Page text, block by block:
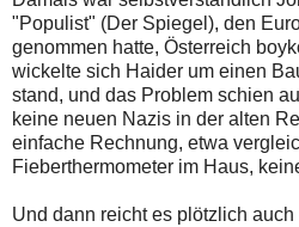
"Populist" (Der Spiegel), den
genommen hatte, Österreich
wickelte sich Haider um einen
stand, und das Problem schien
keine neuen Nazis in der alten
einfache Rechnung, etwa
Fieberthermometer im Haus,
Und dann reicht es plötzlich